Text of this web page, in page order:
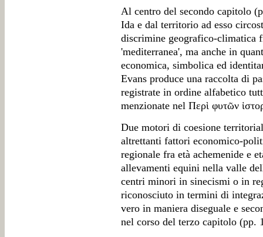
Al centro del secondo capitolo
Ida e dal territorio ad esso
discrimine geografico-climatica
'mediterranea', ma anche in
economica, simbolica ed
Evans produce una raccolta di
registrate in ordine alfabetico
menzionate nel Περὶ φυτῶν
Due motori di coesione
altrettanti fattori economico-
regionale fra età achemenide e
allevamenti equini nella valle
centri minori in sinecismi o in
riconosciuto in termini di
vero in maniera diseguale e
nel corso del terzo capitolo (pp.